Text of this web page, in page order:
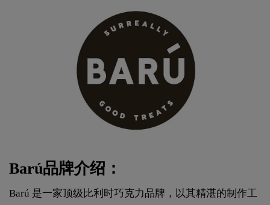
Barú品牌介绍：
Barú 是一家顶级比利时巧克力品牌，以其精湛的制作工